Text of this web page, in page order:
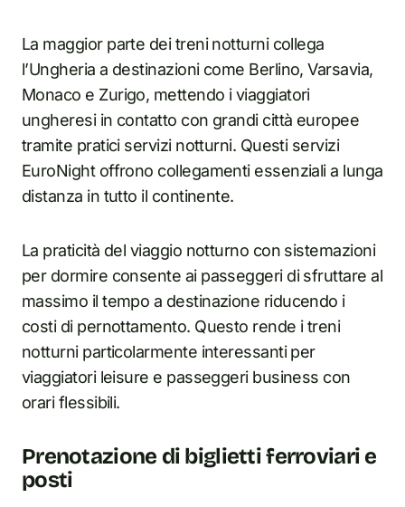
La maggior parte dei treni notturni collega
l’Ungheria a destinazioni come Berlino, Varsavia,
Monaco e Zurigo, mettendo i viaggiatori
ungheresi in contatto con grandi città europee
tramite pratici servizi notturni. Questi servizi
EuroNight offrono collegamenti essenziali a lunga
distanza in tutto il continente.
La praticità del viaggio notturno con sistemazioni
per dormire consente ai passeggeri di sfruttare al
massimo il tempo a destinazione riducendo i
costi di pernottamento. Questo rende i treni
notturni particolarmente interessanti per
viaggiatori leisure e passeggeri business con
orari flessibili.
Prenotazione di biglietti ferroviari e
posti